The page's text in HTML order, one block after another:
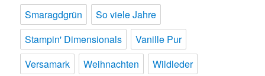
Smaragdgrün
So viele Jahre
Stampin' Dimensionals
Vanille Pur
Versamark
Weihnachten
Wildleder